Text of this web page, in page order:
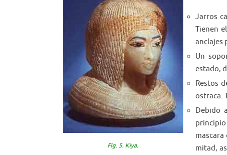
Fig. 5. Kiya.
Jarros
Tienen
anclajes
Un
estado,
Restos
ostraca.
Debido
principio
mitad,